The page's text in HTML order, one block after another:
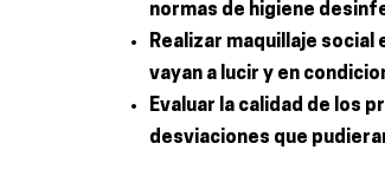
normas de higiene
Realizar maquillaje
vayan a lucir y en
Evaluar la calidad de los
desviaciones que